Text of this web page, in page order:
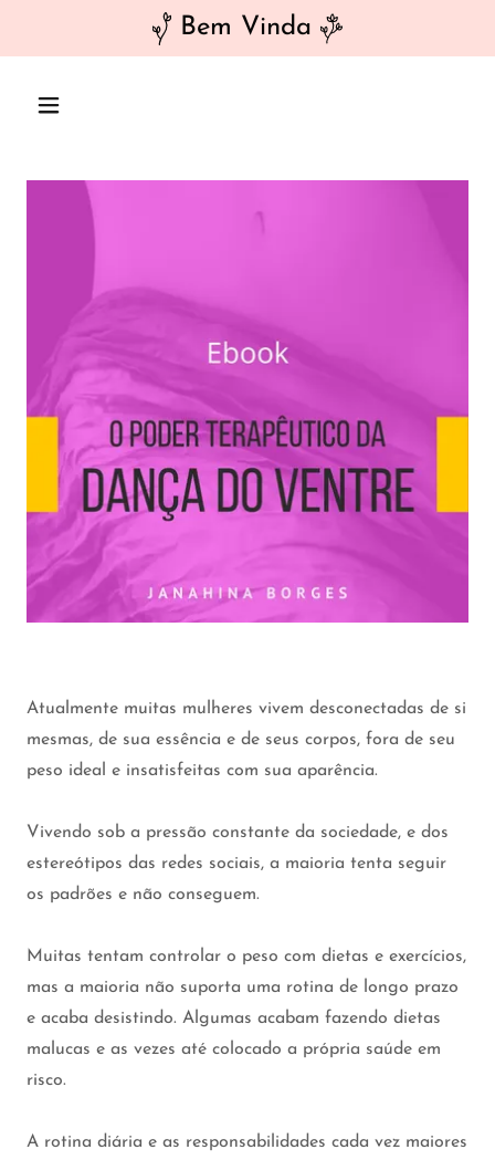
Bem Vinda
Atualmente muitas mulheres vivem desconectadas de si
mesmas, de sua essência e de seus corpos, fora de seu
peso ideal e insatisfeitas com sua aparência.
Vivendo sob a pressão constante da sociedade, e dos
estereótipos das redes sociais, a maioria tenta seguir
os padrões e não conseguem.
Muitas tentam controlar o peso com dietas e exercícios,
mas a maioria não suporta uma rotina de longo prazo
e acaba desistindo. Algumas acabam fazendo dietas
malucas e as vezes até colocado a própria saúde em
risco.
A rotina diária e as responsabilidades cada vez maiores